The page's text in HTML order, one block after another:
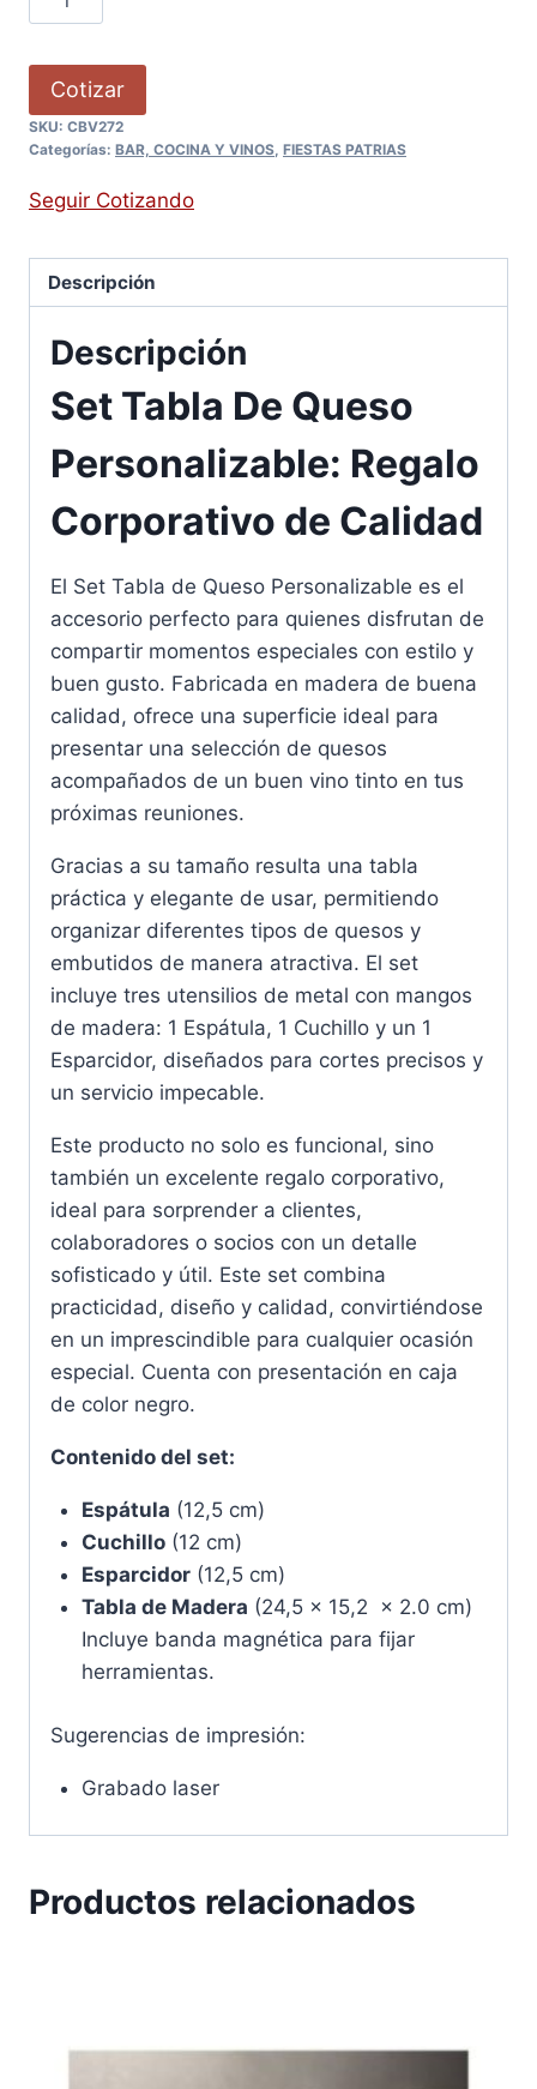
Cotizar
SKU: CBV272
Categorías: BAR, COCINA Y VINOS, FIESTAS PATRIAS
Seguir Cotizando
Descripción
Descripción
Set Tabla De Queso
Personalizable: Regalo
Corporativo de Calidad
El Set Tabla de Queso Personalizable es el
accesorio perfecto para quienes disfrutan de
compartir momentos especiales con estilo y
buen gusto. Fabricada en madera de buena
calidad, ofrece una superficie ideal para
presentar una selección de quesos
acompañados de un buen vino tinto en tus
próximas reuniones.
Gracias a su tamaño resulta una tabla
práctica y elegante de usar, permitiendo
organizar diferentes tipos de quesos y
embutidos de manera atractiva. El set
incluye tres utensilios de metal con mangos
de madera: 1 Espátula, 1 Cuchillo y un 1
Esparcidor, diseñados para cortes precisos y
un servicio impecable.
Este producto no solo es funcional, sino
también un excelente regalo corporativo,
ideal para sorprender a clientes,
colaboradores o socios con un detalle
sofisticado y útil. Este set combina
practicidad, diseño y calidad, convirtiéndose
en un imprescindible para cualquier ocasión
especial. Cuenta con presentación en caja
de color negro.
Contenido del set:
Espátula (12,5 cm)
Cuchillo(12 cm)
Esparcidor(12,5 cm)
Tabla de Madera (24,5 x 15,2 x 2.0 cm)
Incluye banda magnética para fijar
herramientas.
Sugerencias de impresión:
Grabado laser
Productos relacionados